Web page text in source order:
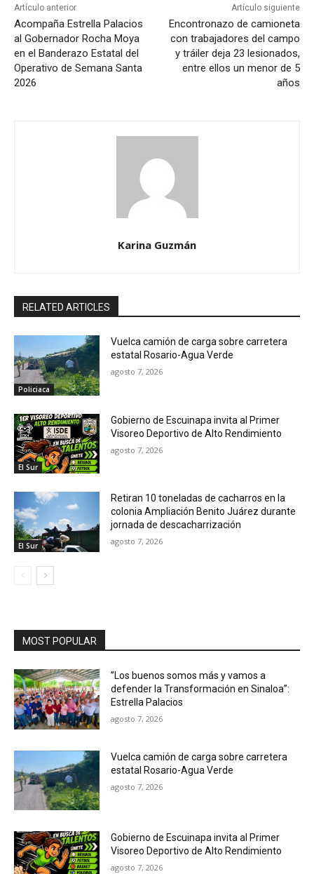
Artículo anterior
Acompaña Estrella Palacios
al Gobernador Rocha Moya
en el Banderazo Estatal del
Operativo de Semana Santa
2026
Artículo siguiente
Encontronazo de camioneta
con trabajadores del campo
y tráiler deja 23 lesionados,
entre ellos un menor de 5
años
Karina Guzmán
RELATED ARTICLES
Policiaca
Vuelca camión de carga sobre carretera
estatal Rosario-Agua Verde
agosto 7, 2026
El Sur
Gobierno de Escuinapa invita al Primer
Visoreo Deportivo de Alto Rendimiento
agosto 7, 2026
El Sur
Retiran 10 toneladas de cacharros en la
colonia Ampliación Benito Juárez durante
jornada de descacharrización
agosto 7, 2026
MOST POPULAR
”Los buenos somos más y vamos a
defender la Transformación en Sinaloa”:
Estrella Palacios
agosto 7, 2026
Vuelca camión de carga sobre carretera
estatal Rosario-Agua Verde
agosto 7, 2026
Gobierno de Escuinapa invita al Primer
Visoreo Deportivo de Alto Rendimiento
agosto 7, 2026